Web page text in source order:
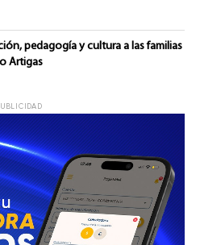
pedagogía y cultura a las familias
Artigas